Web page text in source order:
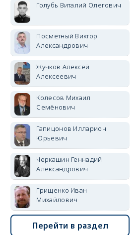
Голубь Виталий Олегович
Посметный Виктор
Александрович
Жучков Алексей
Алексеевич
Колесов Михаил
Семёнович
Гапицонов Илларион
Юрьевич
Черкашин Геннадий
Александрович
Грищенко Иван
Михайлович
Перейти в раздел